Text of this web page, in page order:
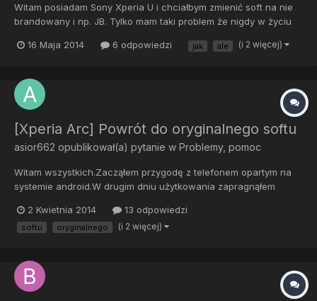
Witam posiadam Sony Xperia U i chciałbym zmienić soft na nie
brandowany i np. JB. Tylko mam taki problem że nigdy w życiu
Czy mógłby ktoś poinstruować mnie krok po kroku jak to zrobić?
16 Maja 2014 6 odpowiedzi jak ale (i 2 więcej)
[Xperia Arc] Powrót do oryginalnego softu
asior662 opublikował(a) pytanie w Problemy, pomoc
Witam wszystkich.Zacząłem przygodę z telefonem opartym na
systemie android.W drugim dniu użytkowania zapragnąłem
modowany cm-10-20131006-NIGHTLY-anzu.zip. . I tu zaczęły się
schody.Za bardzo się pospieszyłem i nie doczytałem,że tracę
2 Kwietnia 2014 13 odpowiedzi
softu oryginalnego (i 2 więcej)